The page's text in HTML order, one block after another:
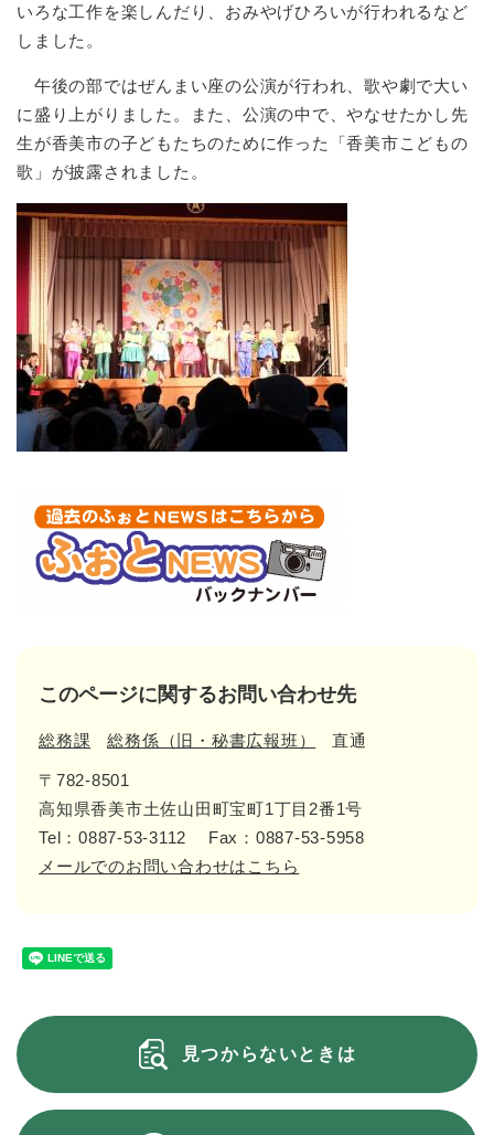
いろな工作を楽しんだり、おみやげひろいが行われるなど
しました。
午後の部ではぜんまい座の公演が行われ、歌や劇で大い
に盛り上がりました。また、公演の中で、やなせたかし先
生が香美市の子どもたちのために作った「香美市こどもの
歌」が披露されました。
このページに関するお問い合わせ先
総務課 総務係（旧・秘書広報班） 直通
〒782-8501
高知県香美市土佐山田町宝町1丁目2番1号
Tel：0887-53-3112
Fax：0887-53-5958
メールでのお問い合わせはこちら
見つからないときは